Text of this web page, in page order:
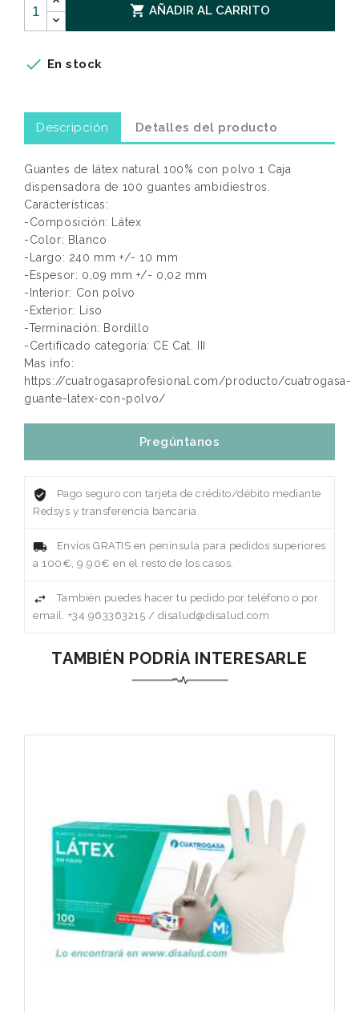
 AÑADIR AL CARRITO
 En stock
Descripción Detalles del producto
Guantes de látex natural 100% con polvo 1 Caja
dispensadora de 100 guantes ambidiestros.
Características:
-Composición: Látex
-Color: Blanco
-Largo: 240 mm +/- 10 mm
-Espesor: 0,09 mm +/- 0,02 mm
-Interior: Con polvo
-Exterior: Liso
-Terminación: Bordillo
-Certificado categoría: CE Cat. III
Mas info:
https://cuatrogasaprofesional.com/producto/cuatrogasa-
guante-latex-con-polvo/
Pregúntanos
Pago seguro con tarjeta de crédito/débito mediante
Redsys y transferencia bancaria.
Envíos GRATIS en península para pedidos superiores
a 100€, 9.90€ en el resto de los casos.
También puedes hacer tu pedido por teléfono o por
email. +34 963363215 / disalud@disalud.com
TAMBIÉN PODRÍA INTERESARLE